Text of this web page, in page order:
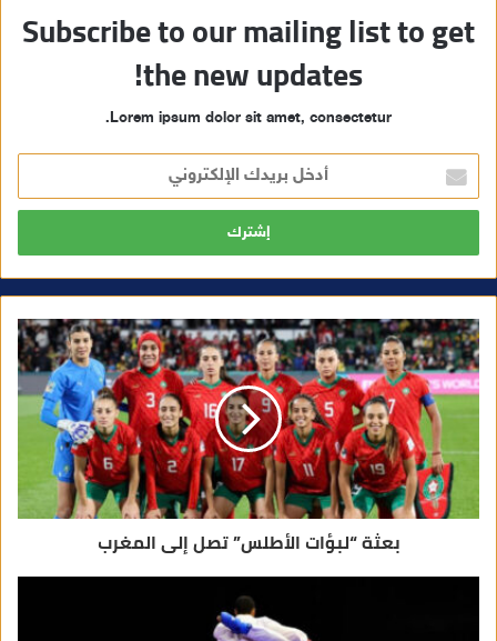
Subscribe to our mailing list to get
the new updates!
Lorem ipsum dolor sit amet, consectetur.
أ
خ
ل
ر
ا
ل
إ
ل
ك
بعثة “لبؤات الأطلس” تصل إلى المغرب